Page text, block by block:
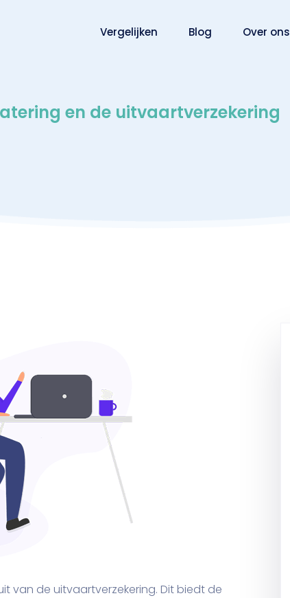
Vergelijken Blog Over ons
en de uitvaartverzekering
van de uitvaartverzekering. Dit biedt de